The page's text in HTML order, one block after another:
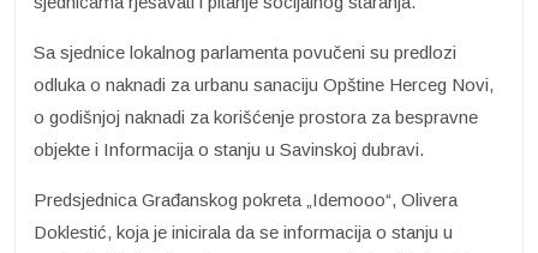
Sa sjednice lokalnog parlamenta povučeni su predlozi
odluka o naknadi za urbanu sanaciju Opštine Herceg Novi,
o godišnjoj naknadi za korišćenje prostora za bespravne
objekte i Informacija o stanju u Savinskoj dubravi.
Predsjednica Građanskog pokreta „Idemooo“, Olivera
Doklestić, koja je inicirala da se informacija o stanju u